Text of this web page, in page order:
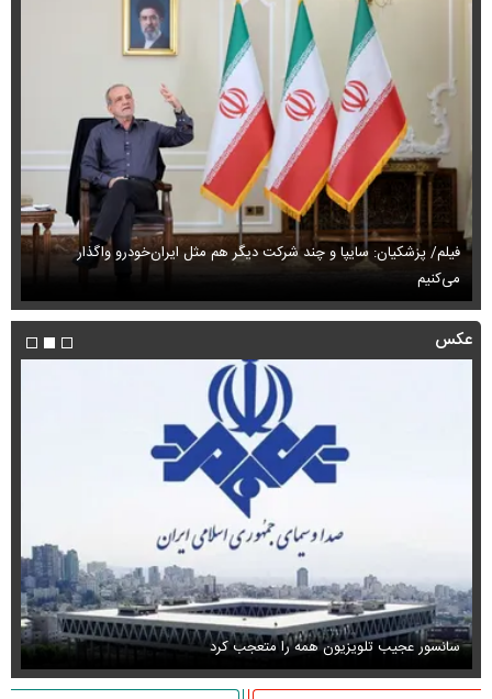
فیلم/ پزشکیان: سایپا و چند شرکت دیگر هم مثل ایران‌خودرو واگذار
می‌کنیم
عکس
سانسور عجیب تلویزیون همه را متعجب کرد